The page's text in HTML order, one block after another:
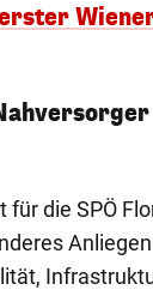
für die SPÖ